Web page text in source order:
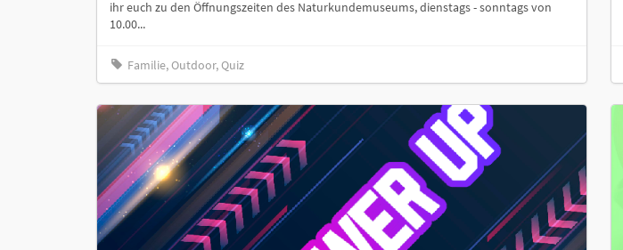
ihr euch zu den Öffnungszeiten des Naturkundemuseums, dienstags - sonntags von
10.00...
Familie, Outdoor, Quiz